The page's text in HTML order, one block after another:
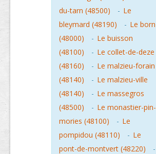
du-tarn (48500)
- Le
bleymard (48190)
- Le born
(48000)
- Le buisson
(48100)
- Le collet-de-deze
(48160)
- Le malzieu-forain
(48140)
- Le malzieu-ville
(48140)
- Le massegros
(48500)
- Le monastier-pin-
mories (48100)
- Le
pompidou (48110)
- Le
pont-de-montvert (48220)
-